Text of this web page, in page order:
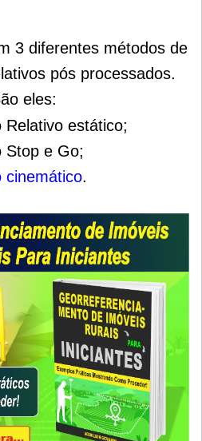
3 diferentes métodos de
pós processados.
eles:
Relativo estático;
Stop e Go;
cinemático.